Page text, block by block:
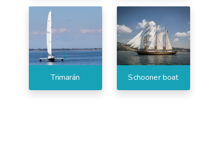
Trimarán Schooner boat